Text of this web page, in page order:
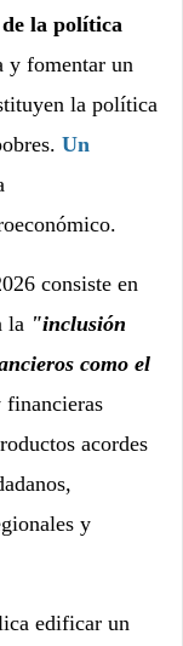
la política
y fomentar un
la política
Un
consiste en
la "inclusión
como el
financieras
acordes
y
edificar un